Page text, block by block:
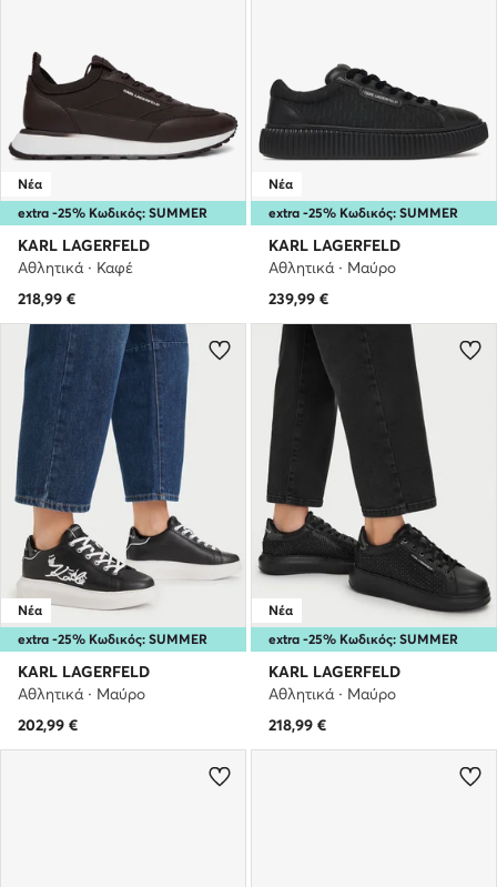
extra -25% Κωδικός: SUMMER
Νέα
KARL LAGERFELD
Αθλητικά · Καφέ
218,99 €
extra -25% Κωδικός: SUMMER
Νέα
KARL LAGERFELD
Αθλητικά · Μαύρο
239,99 €
extra -25% Κωδικός: SUMMER
Νέα
KARL LAGERFELD
Αθλητικά · Μαύρο
202,99 €
extra -25% Κωδικός: SUMMER
Νέα
KARL LAGERFELD
Αθλητικά · Μαύρο
218,99 €